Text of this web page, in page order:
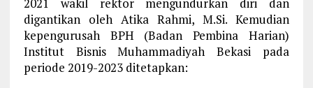
digantikan oleh Atika Rahmi, M.Si. Kemudian
kepengurusah BPH (Badan Pembina Harian)
Institut Bisnis Muhammadiyah Bekasi pada
periode 2019-2023 ditetapkan: